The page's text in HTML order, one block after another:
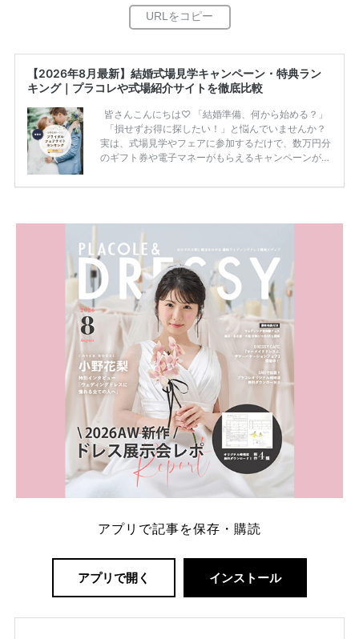
【2026年8月最新】結婚式場見学キャンペーン・特典ラン
キング｜プラコレや式場紹介サイトを徹底比較
皆さんこんにちは♡ 「結婚準備、何から始める？」
「損せずお得に探したい！」と悩んでいませんか？
実は、式場見学やフェアに参加するだけで、数万円分
のギフト券や電子マネーがもらえるキャンペーンがあ
ため、比較せずに選ぶと損をしてしまうことも……。
内容：特典金額・条件・応募方法・注意点 「どこが
一番お得？」「プラコレの特典は？」といった疑問も
解決します。 まずは診断で候補を絞れる「ウェディ
ング診断」か、体験型 […]
続きを読む
アプリで記事を保存・購読
アプリで開く インストール